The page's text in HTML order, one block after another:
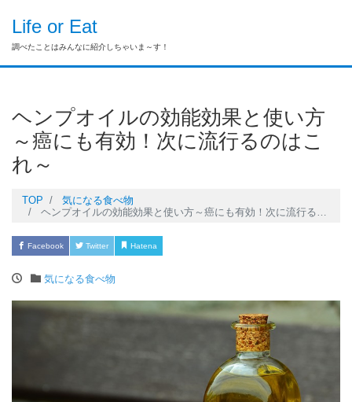
Life or Eat
調べたことはみんなに紹介しちゃいま～す！
ヘンプオイルの効能効果と使い方
～癌にも有効！次に流行るのはこ
れ～
TOP
気になる食べ物
ヘンプオイルの効能効果と使い方～癌にも有効！次に流行るのはこれ～
Facebook Twitter Hatena
気になる食べ物